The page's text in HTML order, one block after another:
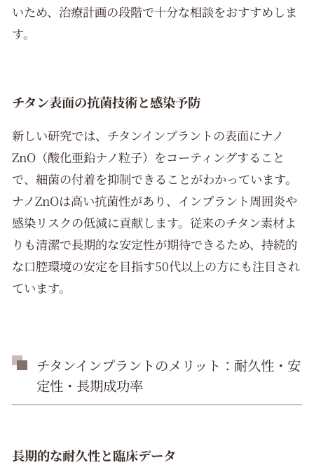
いため、治療計画の段階で十分な相談をおすすめしま
す。
チタン表面の抗菌技術と感染予防
新しい研究では、チタンインプラントの表面にナノ
ZnO（酸化亜鉛ナノ粒子）をコーティングすること
で、細菌の付着を抑制できることがわかっています。
ナノZnOは高い抗菌性があり、インプラント周囲炎や
感染リスクの低減に貢献します。従来のチタン素材よ
りも清潔で長期的な安定性が期待できるため、持続的
な口腔環境の安定を目指す50代以上の方にも注目され
ています。
チタンインプラントのメリット：耐久性・安
定性・長期成功率
長期的な耐久性と臨床データ